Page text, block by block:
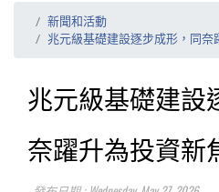
新聞和活動
兆元級基礎建設逐步成形，同奈
兆元級基礎建設
奈躍升為投資新